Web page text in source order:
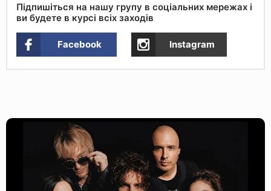
Підпишіться на нашу групу в соціальних мережах і
ви будете в курсі всіх заходів
Facebook Instagram